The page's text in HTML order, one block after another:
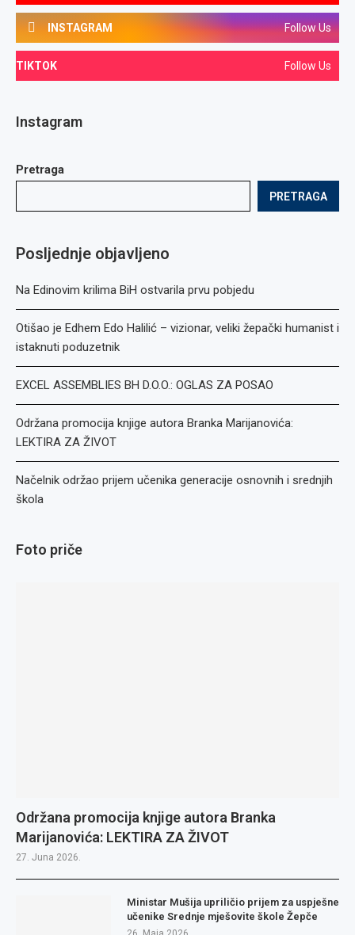
INSTAGRAM Follow Us
TIKTOK Follow Us
Instagram
Pretraga
PRETRAGA
Posljednje objavljeno
Na Edinovim krilima BiH ostvarila prvu pobjedu
Otišao je Edhem Edo Halilić – vizionar, veliki žepački humanist i
istaknuti poduzetnik
EXCEL ASSEMBLIES BH D.O.O.: OGLAS ZA POSAO
Održana promocija knjige autora Branka Marijanovića:
LEKTIRA ZA ŽIVOT
Načelnik održao prijem učenika generacije osnovnih i srednjih
škola
Foto priče
Održana promocija knjige autora Branka
Marijanovića: LEKTIRA ZA ŽIVOT
27. Juna 2026.
Ministar Mušija upriličio prijem za uspješne
učenike Srednje mješovite škole Žepče